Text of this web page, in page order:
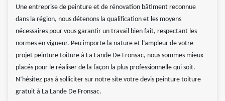
Une entreprise de peinture et de rénovation bâtiment reconnue
dans la région, nous détenons la qualification et les moyens
nécessaires pour vous garantir un travail bien fait, respectant les
normes en vigueur. Peu importe la nature et l’ampleur de votre
projet peinture toiture à La Lande De Fronsac, nous sommes mieux
placés pour le réaliser de la façon la plus professionnelle qui soit.
N’hésitez pas à solliciter sur notre site votre devis peinture toiture
gratuit à La Lande De Fronsac.